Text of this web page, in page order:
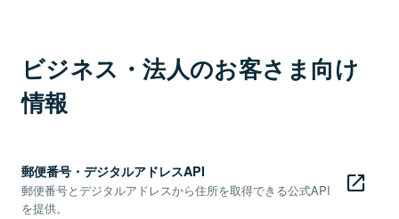
ビジネス・法人のお客さま向け
情報
郵便番号・デジタルアドレスAPI
郵便番号とデジタルアドレスから住所を取得できる公式API
を提供。